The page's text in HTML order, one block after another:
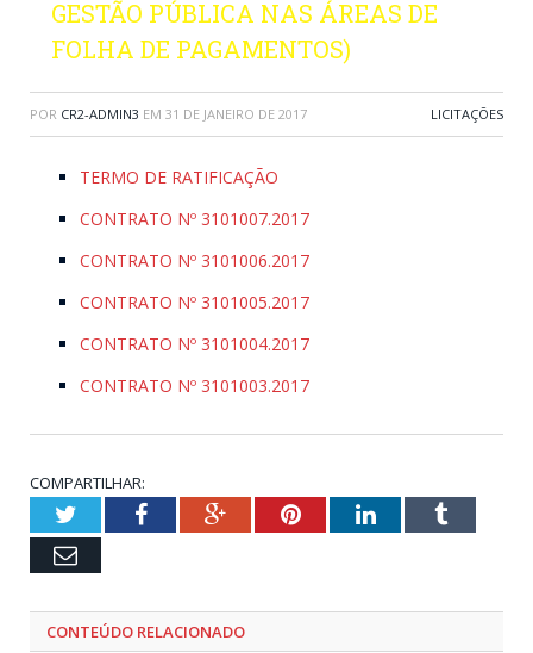
GESTÃO PÚBLICA NAS ÁREAS DE
FOLHA DE PAGAMENTOS)
POR CR2-ADMIN3 EM 31 DE JANEIRO DE 2017 LICITAÇÕES
TERMO DE RATIFICAÇÃO
CONTRATO Nº 3101007.2017
CONTRATO Nº 3101006.2017
CONTRATO Nº 3101005.2017
CONTRATO Nº 3101004.2017
CONTRATO Nº 3101003.2017
COMPARTILHAR:
TwitterFacebookGoogle+PinterestLinkedInTumblr
Email
CONTEÚDO RELACIONADO